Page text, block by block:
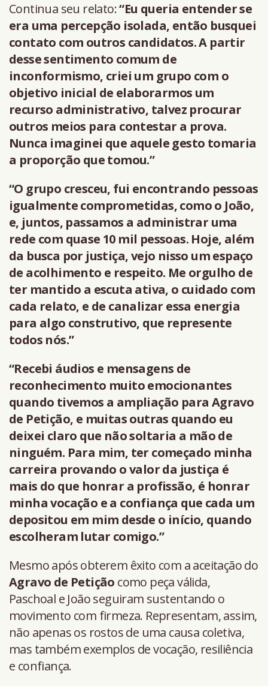
Continua seu relato:“Eu queria entender se
era uma percepção isolada, então busquei
contato com outros candidatos. A partir
desse sentimento comum de
inconformismo, criei um grupo com o
objetivo inicial de elaborarmos um
recurso administrativo, talvez procurar
outros meios para contestar a prova.
Nunca imaginei que aquele gesto tomaria
a proporção que tomou.”
“O grupo cresceu, fui encontrando pessoas
igualmente comprometidas, como o João,
e, juntos, passamos a administrar uma
rede com quase 10 mil pessoas. Hoje, além
da busca por justiça, vejo nisso um espaço
de acolhimento e respeito. Me orgulho de
ter mantido a escuta ativa, o cuidado com
cada relato, e de canalizar essa energia
para algo construtivo, que represente
todos nós.”
“Recebi áudios e mensagens de
reconhecimento muito emocionantes
quando tivemos a ampliação para Agravo
de Petição, e muitas outras quando eu
deixei claro que não soltaria a mão de
ninguém. Para mim, ter começado minha
carreira provando o valor da justiça é
mais do que honrar a profissão, é honrar
minha vocação e a confiança que cada um
depositou em mim desde o início, quando
escolheram lutar comigo.”
Mesmo após obterem êxito com a aceitação do
Agravo de Petição como peça válida,
Paschoal e João seguiram sustentando o
movimento com firmeza. Representam, assim,
não apenas os rostos de uma causa coletiva,
mas também exemplos de vocação, resiliência
e confiança.